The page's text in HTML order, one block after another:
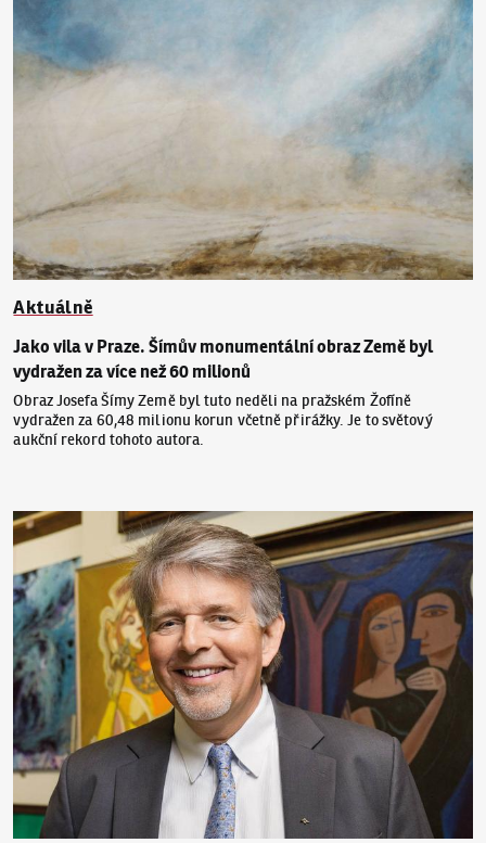
Aktuálně
Jako vila v Praze. Šímův monumentální obraz Země byl
vydražen za více než 60 milionů
Obraz Josefa Šímy Země byl tuto neděli na pražském Žofíně
vydražen za 60,48 milionu korun včetně přirážky. Je to světový
aukční rekord tohoto autora.